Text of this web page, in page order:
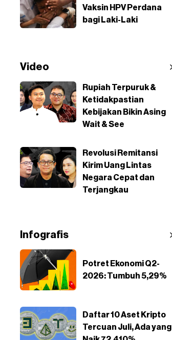
Vaksin HPV Perdana
bagi Laki-Laki
Video
Rupiah Terpuruk &
Ketidakpastian
Kebijakan Bikin Asing
Wait & See
Revolusi Remitansi
Kirim Uang Lintas
Negara Cepat dan
Terjangkau
Infografis
Potret Ekonomi Q2-
2026: Tumbuh 5,29%
Daftar 10 Aset Kripto
Tercuan Juli, Ada yang